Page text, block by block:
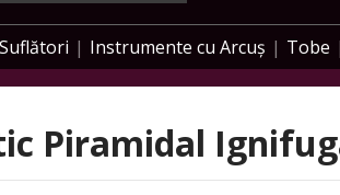
Suflători Instrumente cu Arcuș Tobe
Piramidal